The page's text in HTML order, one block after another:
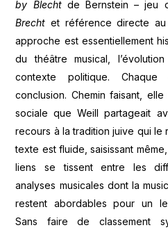
by Blechtde Bernstein – jeu
Brecht et référence directe au
approche est essentiellement
du théâtre musical,
contexte politique.
conclusion. Chemin faisant,
sociale que Weill partageait
recours à la tradition juive qui le
texte est fluide, saisissant
liens se tissent entre les
analyses musicales dont la
restent abordables pour un
Sans faire de classement